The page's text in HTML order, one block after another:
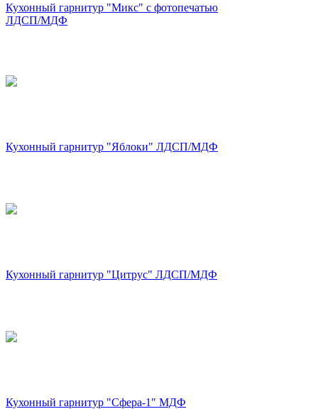
Кухонный гарнитур "Микс" с фотопечатью
ЛДСП/МДФ
Кухонный гарнитур "Яблоки" ЛДСП/МДФ
Кухонный гарнитур "Цитрус" ЛДСП/МДФ
Кухонный гарнитур "Сфера-1" МДФ